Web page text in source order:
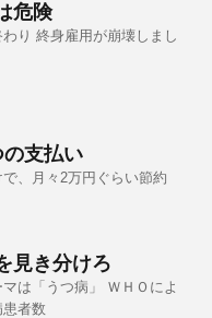
危険
り 終身雇用が崩壊しまし
の支払い
、月々2万円ぐらい節約
見き分けろ
は「うつ病」 ＷＨＯによ
者数